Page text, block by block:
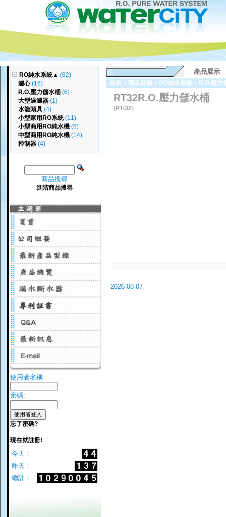
RO純水系統▲ (62)
濾心(16)
R.O.壓力儲水桶 (6)
大型過濾器 (1)
水龍頭具 (4)
小型家用RO系統(11)
小型商用RO純水機 (6)
中型商用RO純水機 (14)
控制器 (4)
商品搜尋
進階商品搜尋
使用者名稱:
密碼:
忘了密碼?
現在就註冊!
今天：
昨天：
總計：
產品展示
首頁 » 商品目錄 » RO純水系統 » R.O.壓力
RT32R.O.壓力儲水桶
[PT-32]
2026-08-07